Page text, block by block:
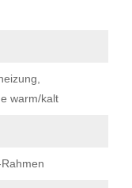
warm/kalt